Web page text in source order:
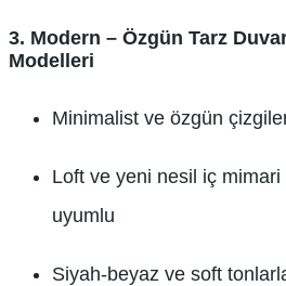
3. Modern – Özgün Tarz
Modelleri
Minimalist ve özgün
Loft ve yeni nesil iç mimari
uyumlu
Siyah-beyaz ve soft